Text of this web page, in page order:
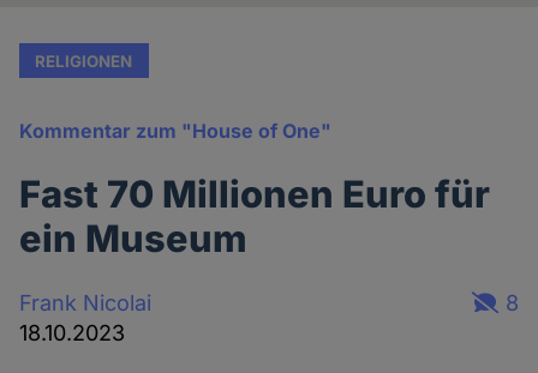
RELIGIONEN
Kommentar zum "House of One"
Fast 70 Millionen Euro für
ein Museum
Frank Nicolai
18.10.2023
8